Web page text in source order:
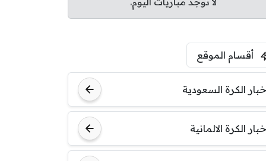
أقسام الموقع
الكرة السعودية
الكرة الالمانية